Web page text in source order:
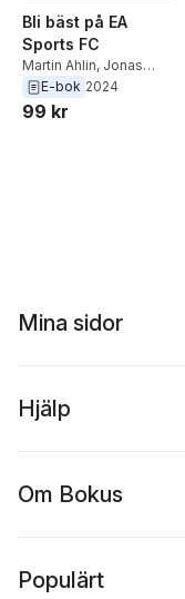
Bli bäst på EA
Sports FC
Martin Ahlin, Jonas
Jacobson
E-bok 2024
99 kr
Mina sidor
Hjälp
Om Bokus
Populärt